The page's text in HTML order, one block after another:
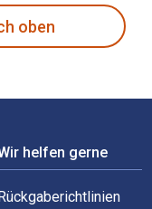
oben
helfen gerne
Rückgaberichtlinien